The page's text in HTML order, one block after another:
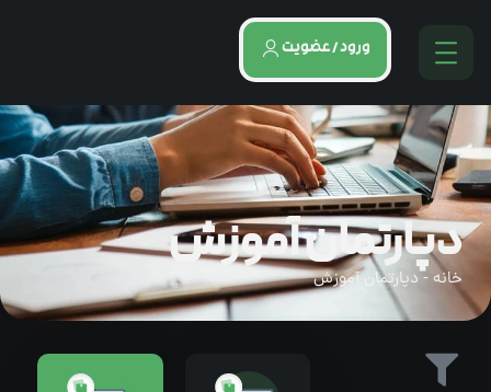
ورود / عضویت
دپارتمان آموزش
خانه -دپارتمان آموزش